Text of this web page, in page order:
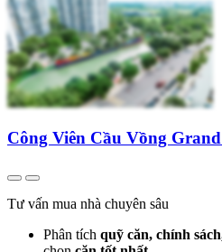
Công Viên Cầu Vồng
Tư vấn mua nhà chuyên sâu
Phân tích quỹ căn, chính